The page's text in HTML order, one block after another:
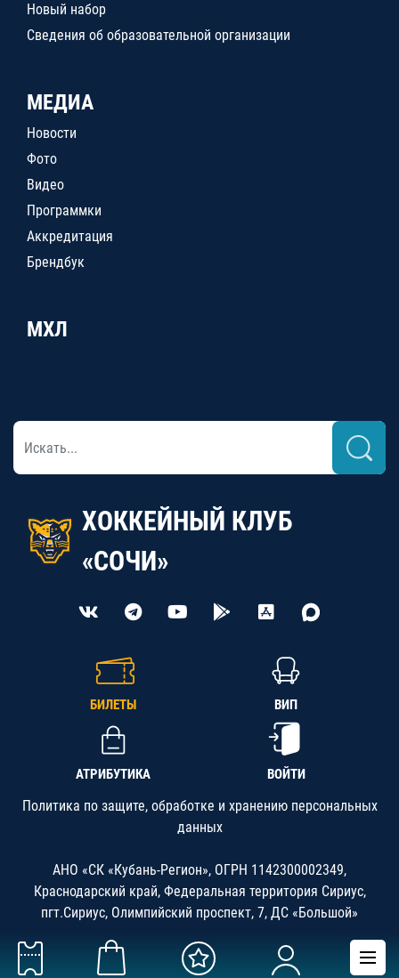
Новый набор
Сведения об образовательной организации
МЕДИА
Новости
Фото
Видео
Программки
Аккредитация
Брендбук
МХЛ
ХОККЕЙНЫЙ КЛУБ
«СОЧИ»
БИЛЕТЫ ВИП
АТРИБУТИКА ВОЙТИ
Политика по защите, обработке и хранению персональных
данных
АНО «СК «Кубань-Регион», ОГРН 1142300002349,
Краснодарский край, Федеральная территория Сириус,
пгт.Сириус, Олимпийский проспект, 7, ДС «Большой»